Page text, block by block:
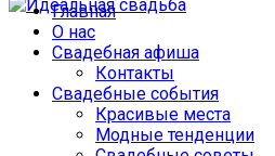
Главная
О нас
Свадебная афиша
Контакты
Свадебные события
Красивые места
Модные тенденции